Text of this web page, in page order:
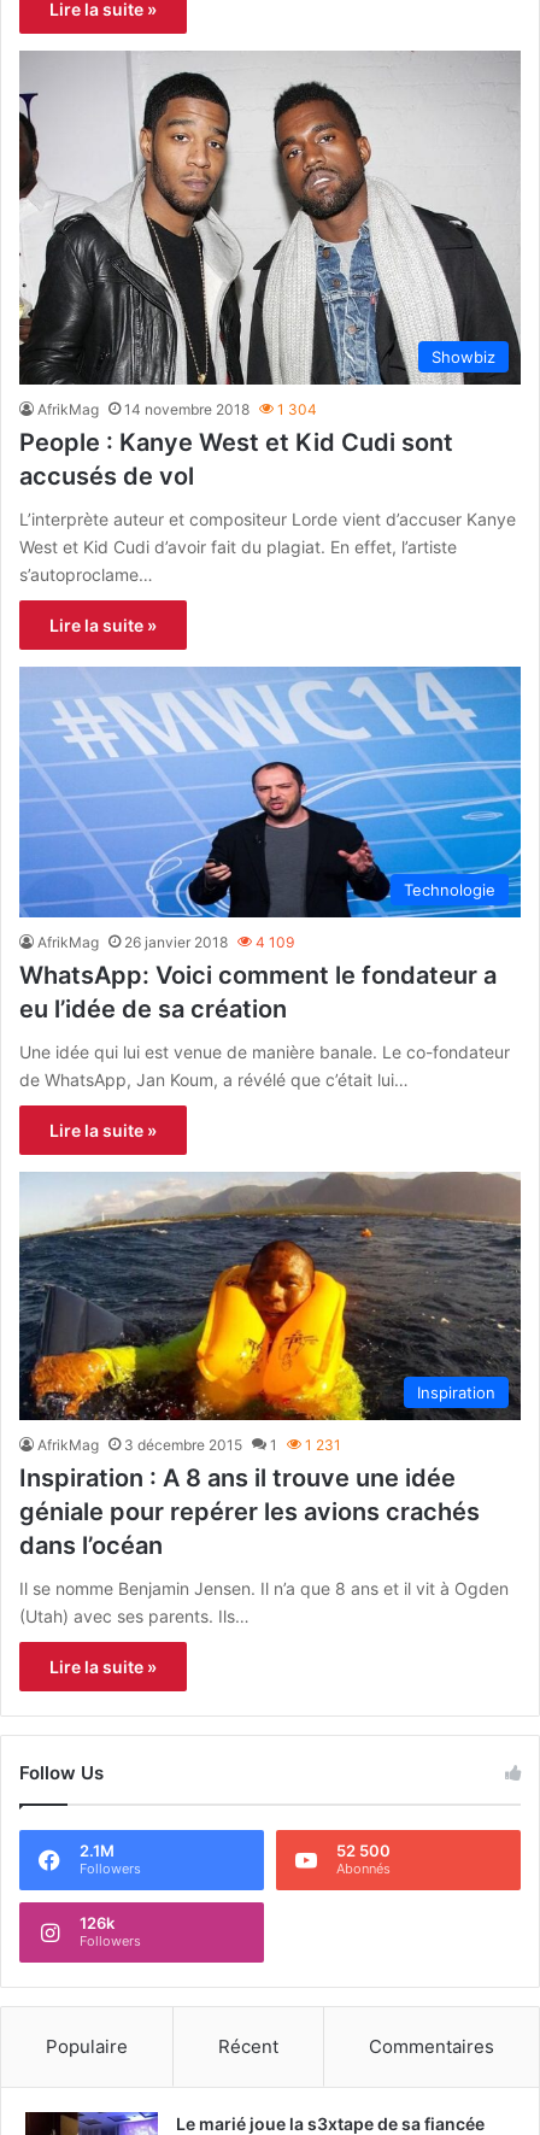
Lire la suite »
Showbiz
AfrikMag 14 novembre 2018 1 304
People : Kanye West et Kid Cudi sont
accusés de vol
L’interprète auteur et compositeur Lorde vient d’accuser Kanye
West et Kid Cudi d’avoir fait du plagiat. En effet, l’artiste
s’autoproclame…
Lire la suite »
Technologie
AfrikMag 26 janvier 2018 4 109
WhatsApp: Voici comment le fondateur a
eu l’idée de sa création
Une idée qui lui est venue de manière banale. Le co-fondateur
de WhatsApp, Jan Koum, a révélé que c’était lui…
Lire la suite »
Inspiration
AfrikMag 3 décembre 2015 1 1 231
Inspiration : A 8 ans il trouve une idée
géniale pour repérer les avions crachés
dans l’océan
Il se nomme Benjamin Jensen. Il n’a que 8 ans et il vit à Ogden
(Utah) avec ses parents. Ils…
Lire la suite »
Follow Us
2.1M
Followers
52 500
Abonnés
126k
Followers
Populaire Récent Commentaires
Le marié joue la s3xtape de sa fiancée